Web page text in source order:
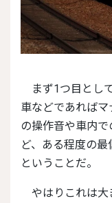
まず1つ目として、普通の普通車指定席、グリーン
車などであれば
の操作音や車内
ど、ある程度の
ということだ。
やはりこれは大きく、テレワークが進む中でWebミ